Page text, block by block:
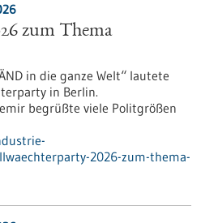
zum Thema
in die ganze Welt“ lautete
in Berlin.
begrüßte viele Politgrößen
2026-zum-thema-